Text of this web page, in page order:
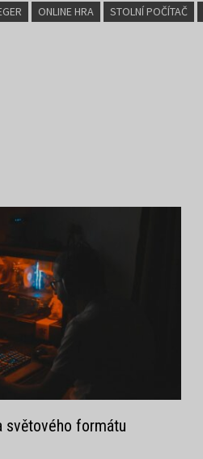
ONLINE HRA STOLNÍ POČÍTAČ
světového formátu